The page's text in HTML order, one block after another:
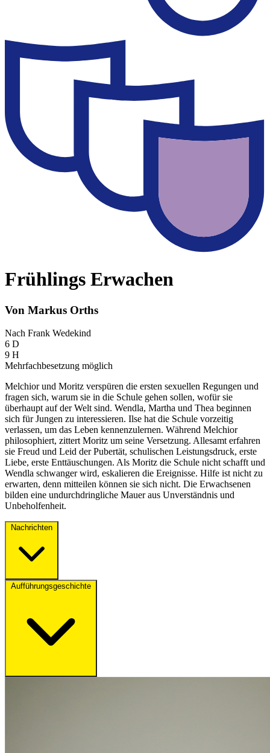
Frühlings Erwachen
Von Markus Orths
Nach Frank Wedekind
6 D
9 H
Mehrfachbesetzung möglich
Melchior und Moritz verspüren die ersten sexuellen Regungen und
fragen sich, warum sie in die Schule gehen sollen, wofür sie
überhaupt auf der Welt sind. Wendla, Martha und Thea beginnen
sich für Jungen zu interessieren. Ilse hat die Schule vorzeitig
verlassen, um das Leben kennenzulernen. Während Melchior
philosophiert, zittert Moritz um seine Versetzung. Allesamt erfahren
sie Freud und Leid der Pubertät, schulischen Leistungsdruck, erste
Liebe, erste Enttäuschungen. Als Moritz die Schule nicht schafft und
Wendla schwanger wird, eskalieren die Ereignisse. Hilfe ist nicht zu
erwarten, denn mitteilen können sie sich nicht. Die Erwachsenen
bilden eine undurchdringliche Mauer aus Unverständnis und
Unbeholfenheit.
Nachrichten
Aufführungsgeschichte